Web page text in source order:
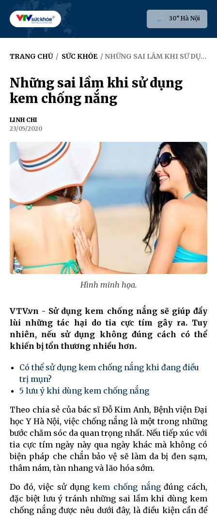
30° Hà Nội
TRANG CHỦ / SỨC KHỎE / NHỮNG SAI LẦM KHI SỬ DỤNG KEM CHỐNG NẮNG
Những sai lầm khi sử dụng
kem chống nắng
LINH CHI
23/05/2020
Hình minh họa.
VTV.vn - Sử dụng kem chống nắng sẽ giúp đẩy
lùi những tác hại do tia cực tím gây ra. Tuy
nhiên, nếu sử dụng không đúng cách có thể
khiến bị tổn thương nhiều hơn.
Có thể sử dụng kem chống nắng khi đang điều
trị mụn?
5 lưu ý khi dùng kem chống nắng
Theo chia sẻ của bác sĩ Đỗ Kim Anh, Bệnh viện Đại
học Y Hà Nội, việc chống nắng là một trong những
bước chăm sóc da quan trọng nhất. Nếu tiếp xúc với
tia cực tím ngày này qua ngày khác mà không có
biện pháp che chắn bảo vệ sẽ làm da bị đen sạm,
thâm nám, tàn nhang và lão hóa sớm.
Do đó, việc sử dụngkem chống nắngđúng cách,
đặc biệt lưu ý tránh những sai lầm khi dùng kem
chống nắng được nêu dưới đây, là điều kiện cần để